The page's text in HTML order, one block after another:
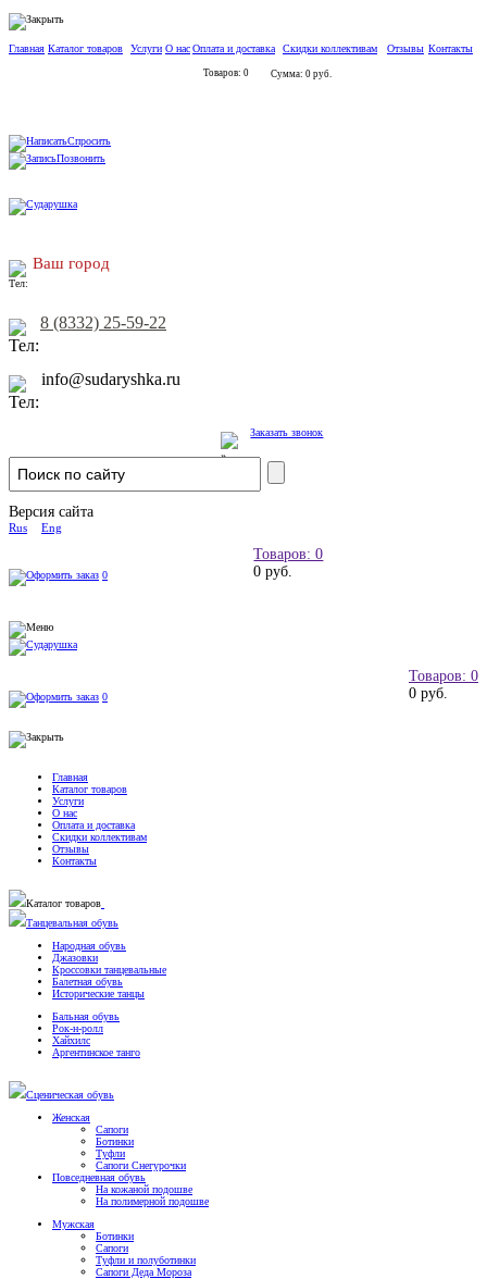
Главная Каталог товаров Услуги О насОплата и доставка Скидки коллективам Отзывы Контакты
Товаров: 0 Сумма: 0 руб.
Спросить
Позвонить
Ваш город
8 (8332) 25-59-22
info@sudaryshka.ru
Заказать звонок
Версия сайта
Rus Eng
Товаров: 0
0 руб.
0
Товаров: 0
0 руб.
0
Главная
Каталог товаров
Услуги
О нас
Оплата и доставка
Скидки коллективам
Отзывы
Контакты
Каталог товаров
Танцевальная обувь
Народная обувь
Джазовки
Кроссовки танцевальные
Балетная обувь
Исторические танцы
Бальная обувь
Рок-н-ролл
Хайхилс
Аргентинское танго
Сценическая обувь
Женская
Сапоги
Ботинки
Туфли
Сапоги Снегурочки
Повседневная обувь
На кожаной подошве
На полимерной подошве
Мужская
Ботинки
Сапоги
Туфли и полуботинки
Сапоги Деда Мороза